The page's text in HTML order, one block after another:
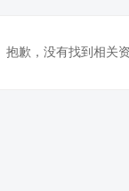
抱歉，没有找到相关